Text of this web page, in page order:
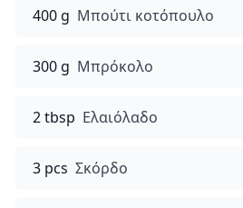
400 g Μπούτι κοτόπουλο
300 g Μπρόκολο
2 tbsp Ελαιόλαδο
3 pcs Σκόρδο